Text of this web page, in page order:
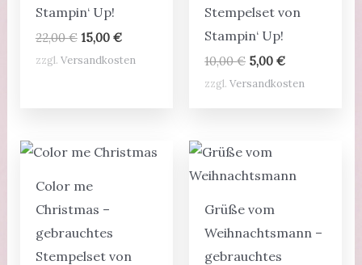
Stampin‘ Up!
22,00€ Ursprünglicher
war:
15,00 €Aktueller
ist:
zzgl. Versandkosten
Stempelset von
Stampin‘ Up!
10,00€ Ursprünglicher
war:
5,00€Aktueller
ist:
zzgl.Versandkosten
Color me
Christmas –
gebrauchtes
Stempelset von
Grüße vom
Weihnachtsmann –
gebrauchtes